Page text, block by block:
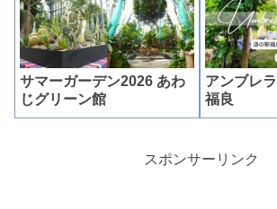
サマーガーデン2026 あわ
じグリーン館
アンブレ
福良
スポンサーリンク